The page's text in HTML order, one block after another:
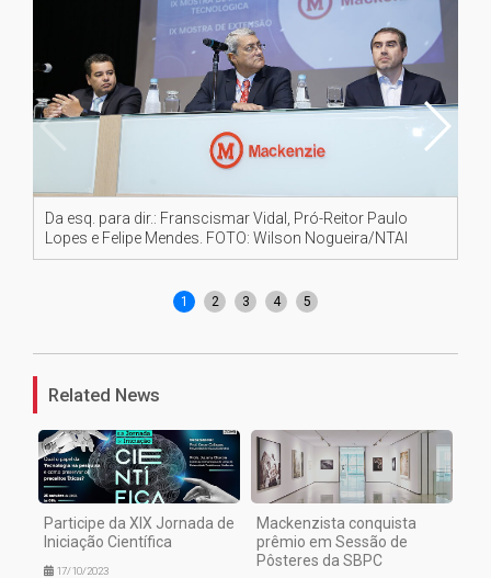
Da esq. para dir.: Franscismar Vidal, Pró-Reitor Paulo
Lopes e Felipe Mendes. FOTO: Wilson Nogueira/NTAI
1 2 3 4 5
Related News
Participe da XIX Jornada de
Iniciação Científica
17/10/2023
Mackenzista conquista
prêmio em Sessão de
Pôsteres da SBPC